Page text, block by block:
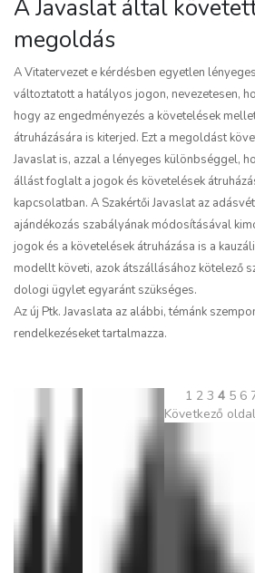
A Javaslat által
megoldás
A Vitatervezet e kérdésben egyetlen
változtatott a hatályos jogon, nevezetesen,
hogy az engedményezés a követelések
átruházására is kiterjed. Ezt a megoldást
Javaslat is, azzal a lényeges különbséggel,
állást foglalt a jogok és követelések
kapcsolatban. A Szakértői Javaslat az
ajándékozás szabályának módosításával
jogok és a követelések átruházása is a
modellt követi, azok átszállásához kötelező
dologi ügylet egyaránt szükséges.
Az új Ptk. Javaslata az alábbi, témánk
rendelkezéseket tartalmazza.
1 2 3 4 5 6
Következő oldal